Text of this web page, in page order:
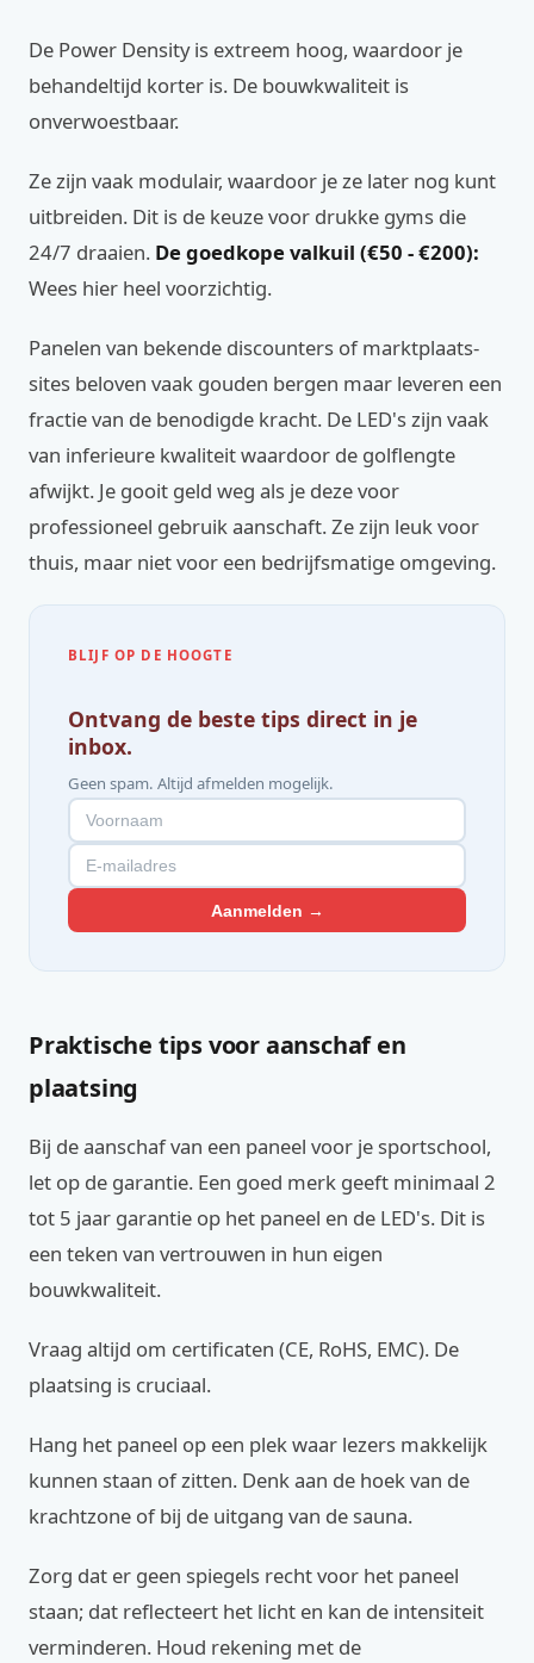
De Power Density is extreem hoog, waardoor je
behandeltijd korter is. De bouwkwaliteit is
onverwoestbaar.
Ze zijn vaak modulair, waardoor je ze later nog kunt
uitbreiden. Dit is de keuze voor drukke gyms die
24/7 draaien. De goedkope valkuil (€50 - €200):
Wees hier heel voorzichtig.
Panelen van bekende discounters of marktplaats-
sites beloven vaak gouden bergen maar leveren een
fractie van de benodigde kracht. De LED's zijn vaak
van inferieure kwaliteit waardoor de golflengte
afwijkt. Je gooit geld weg als je deze voor
professioneel gebruik aanschaft. Ze zijn leuk voor
thuis, maar niet voor een bedrijfsmatige omgeving.
BLIJF OP DE HOOGTE
Ontvang de beste tips direct in je
inbox.
Geen spam. Altijd afmelden mogelijk.
Aanmelden →
Praktische tips voor aanschaf en
plaatsing
Bij de aanschaf van een paneel voor je sportschool,
let op de garantie. Een goed merk geeft minimaal 2
tot 5 jaar garantie op het paneel en de LED's. Dit is
een teken van vertrouwen in hun eigen
bouwkwaliteit.
Vraag altijd om certificaten (CE, RoHS, EMC). De
plaatsing is cruciaal.
Hang het paneel op een plek waar lezers makkelijk
kunnen staan of zitten. Denk aan de hoek van de
krachtzone of bij de uitgang van de sauna.
Zorg dat er geen spiegels recht voor het paneel
staan; dat reflecteert het licht en kan de intensiteit
verminderen. Houd rekening met de